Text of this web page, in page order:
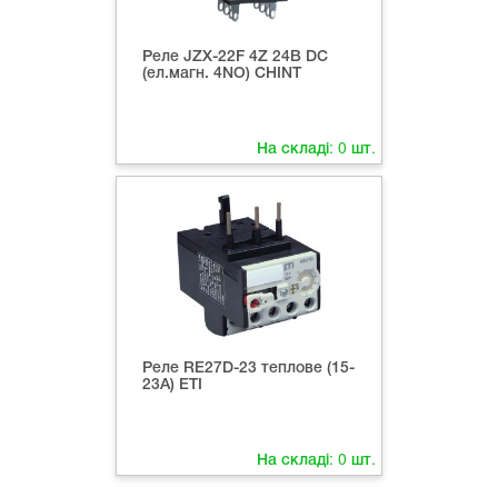
Реле JZX-22F 4Z 24В DC
(ел.магн. 4NO) CHINT
На складі: 0 шт.
Реле RE27D-23 теплове (15-
23A) ETI
На складі: 0 шт.